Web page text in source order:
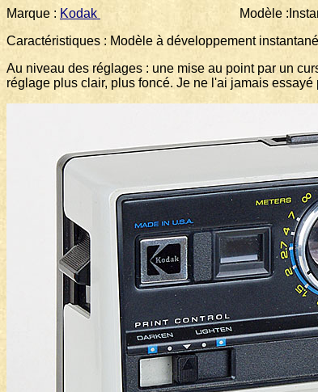
Marque : Kodak
Modèle :Instant
Caractéristiques : Modèle à développement
Au niveau des réglages : une mise au point par un
réglage plus clair, plus foncé. Je ne l'ai jamais